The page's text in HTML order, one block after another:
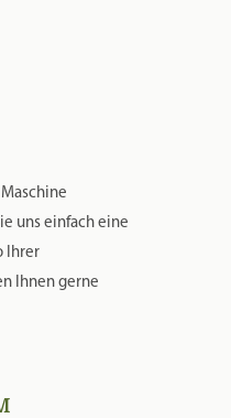
uns einfach eine
Ihrer
Ihnen gerne